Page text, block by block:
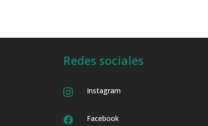
Redes sociales
 Instagram
 Facebook